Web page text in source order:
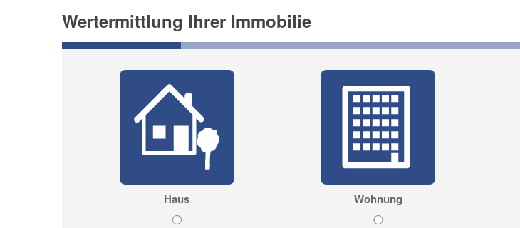
Wertermittlung Ihrer Immobilie
Haus Wohnung